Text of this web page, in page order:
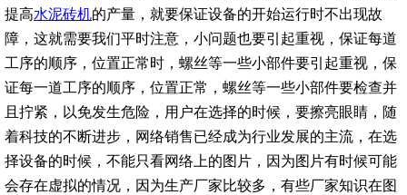
提高水泥砖机的产量，就要保证设备的开始运行时不出现故
障，这就需要我们平时注意，小问题也要引起重视，保证每道
工序的顺序，位置正常时，螺丝等一些小部件要引起重视，保
证每一道工序的顺序，位置正常，螺丝等一些小部件要检查并
且拧紧，以免发生危险，用户在选择的时候，要擦亮眼睛，随
着科技的不断进步，网络销售已经成为行业发展的主流，在选
择设备的时候，不能只看网络上的图片，因为图片有时候可能
会存在虚拟的情况，因为生产厂家比较多，有些厂家知识在图